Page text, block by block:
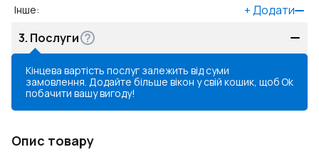
Інше: +Додати
3. Послуги
Кінцева вартість послуг залежить від суми
замовлення. Додайте більше вікон у свій кошик, щоб
побачити вашу вигоду!
Ok
Опис товару